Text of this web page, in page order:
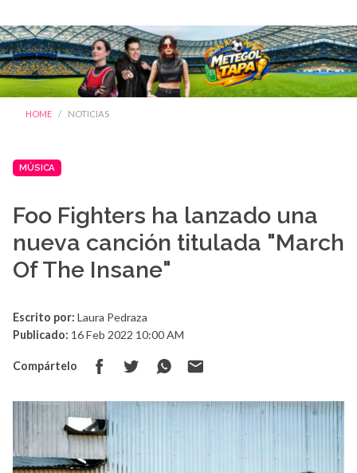
HOME NOTICIAS
MÚSICA
Foo Fighters ha lanzado una
nueva canción titulada "March
Of The Insane"
Escrito por: Laura Pedraza
Publicado: 16 Feb 2022 10:00 AM
Compártelo